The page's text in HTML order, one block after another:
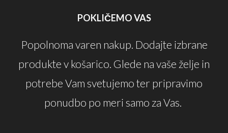
POKLIČEMO VAS
Popolnoma varen nakup. Dodajte izbrane
produkte v košarico. Glede na vaše želje in
potrebe Vam svetujemo ter pripravimo
ponudbo po meri samo za Vas.